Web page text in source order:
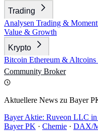
Trading
Analysen Trading &
Value & Growth
Krypto
Bitcoin Ethereum & Altcoins
Community Broker
Aktuellere News zu Bayer
Bayer Aktie: Ruveon LLC
Bayer PK · Chemie · DAX/